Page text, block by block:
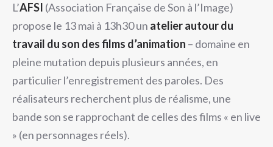
L’AFSI (Association Française de Son à l’Image)
propose le 13 mai à 13h30 un atelier autour du
travail du son des films d’animation – domaine en
pleine mutation depuis plusieurs années, en
particulier l’enregistrement des paroles. Des
réalisateurs recherchent plus de réalisme, une
bande son se rapprochant de celles des films « en live
» (en personnages réels).